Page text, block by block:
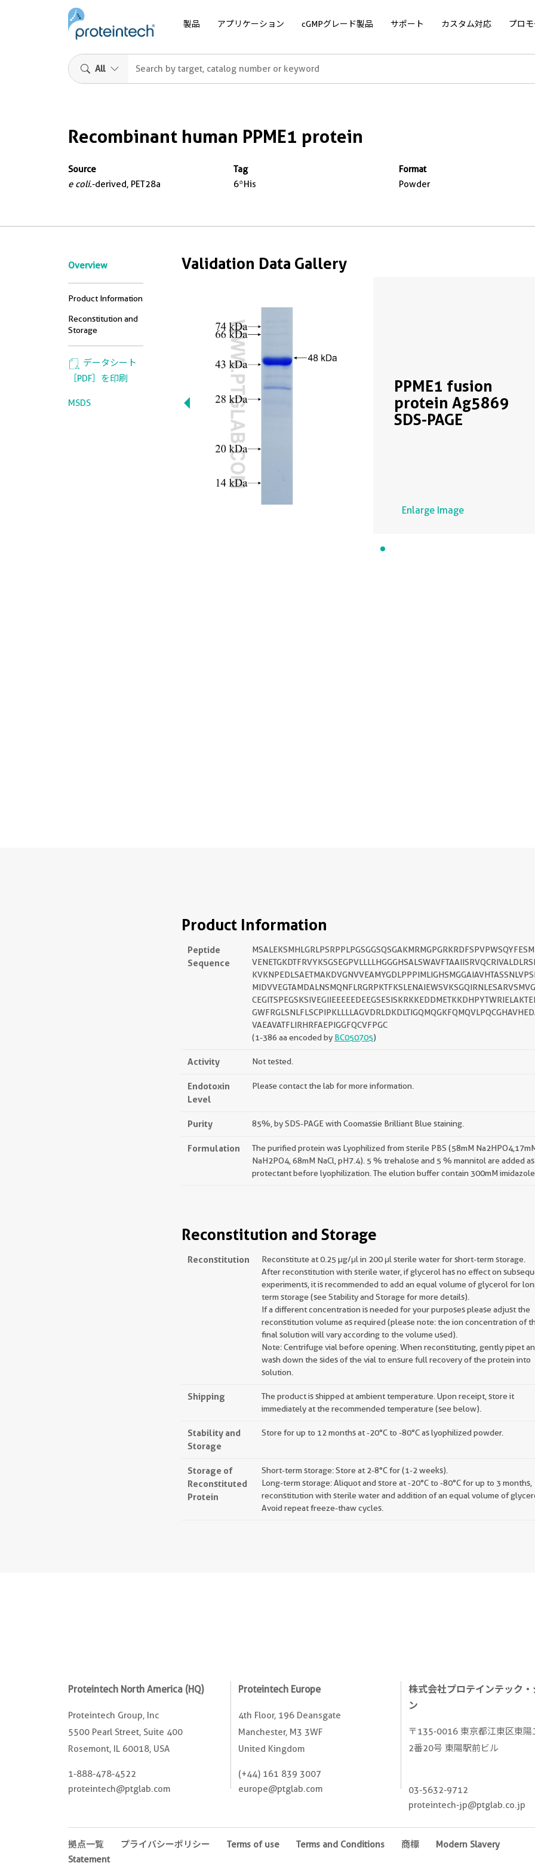
製品 アプリケーション cGMPグレード製品 サポート カスタム対応 プロ
All
Recombinant human PPME1 protein
Source
e coli.-derived, PET28a
Tag
6*His
Format
Powder
Overview
Product Information
Reconstitution and
Storage
データシート
［PDF］を印刷
MSDS
Validation Data Gallery
PPME1 fusion
protein Ag5869
SDS-PAGE
Enlarge Image
Product Information
Peptide
Sequence
VAEAVATFLIRHRFAEPIGGFQCVFPGC
(1-386 aa encoded by BC050705)
Activity Not tested.
Endotoxin
Level
Please contact the lab for more information.
Purity 85%, by SDS-PAGE with Coomassie Brilliant Blue staining.
Formulation
The purified protein was Lyophilized from sterile PBS (58mM
NaH2PO4, 68mM NaCl, pH7.4). 5 % trehalose and 5 % mannitol are added as
protectant before lyophilization. The elution buffer contain 300mM imidazole.
Reconstitution and Storage
Reconstitution
Reconstitute at 0.25 µg/μl in 200 μl sterile water for short-term storage.
After reconstitution with sterile water, if glycerol has no effect on
experiments, it is recommended to add an equal volume of glycerol for
term storage (see Stability and Storage for more details).
If a different concentration is needed for your purposes please adjust the
reconstitution volume as required (please note: the ion concentration of
final solution will vary according to the volume used).
Note: Centrifuge vial before opening. When reconstituting, gently pipet
wash down the sides of the vial to ensure full recovery of the protein into
solution.
Shipping
The product is shipped at ambient temperature. Upon receipt, store it
immediately at the recommended temperature (see below).
Stability and
Storage
Store for up to 12 months at -20°C to -80°C as lyophilized powder.
Storage of
Reconstituted
Protein
Short-term storage: Store at 2-8°C for (1-2 weeks).
Long-term storage: Aliquot and store at -20°C to -80°C for up to 3 months,
reconstitution with sterile water and addition of an equal volume of
Avoid repeat freeze-thaw cycles.
Proteintech North America (HQ)
Proteintech Group, Inc
5500 Pearl Street, Suite 400
Rosemont, IL 60018, USA
1-888-478-4522
proteintech@ptglab.com
Proteintech Europe
4th Floor, 196 Deansgate
Manchester, M3 3WF
United Kingdom
(+44) 161 839 3007
europe@ptglab.com
株式会社プロテインテック・
ン
〒135-0016 東京都江東区東陽
2番20号 東陽駅前ビル
03-5632-9712
proteintech-jp@ptglab.co.jp
拠点一覧 プライバシーポリシー Terms of use Terms and Conditions 商標
Modern Slavery
Statement